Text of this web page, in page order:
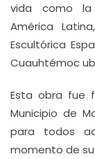
vida como la
América
Escultórica
Cuauhtémoc
Esta obra fue
Municipio de
para todos
momento de